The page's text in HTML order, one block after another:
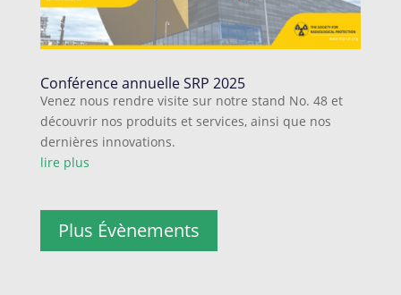
Conférence annuelle SRP 2025
Venez nous rendre visite sur notre stand No. 48 et
découvrir nos produits et services, ainsi que nos
dernières innovations.
lire plus
Plus Évènements